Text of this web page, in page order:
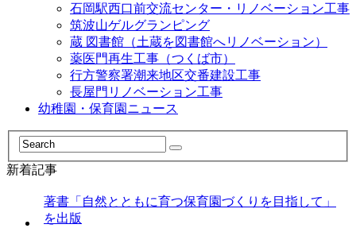
石岡駅西口前交流センター・リノベーション工事
筑波山ゲルグランピング
蔵 図書館（土蔵を図書館へリノベーション）
薬医門再生工事（つくば市）
行方警察署潮来地区交番建設工事
長屋門リノベーション工事
幼稚園・保育園ニュース
新着記事
著書「自然とともに育つ保育園づくりを目指して」
を出版